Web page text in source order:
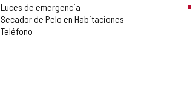
Luces de emergencia
Secador de Pelo en Habitaciones
Teléfono